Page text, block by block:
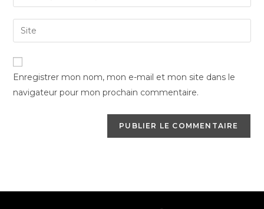
username
to
your
email
address
comment
Saisir
l’URL
de
votre
Enregistrer mon nom, mon e-mail et mon site dans le
navigateur pour mon prochain commentaire.